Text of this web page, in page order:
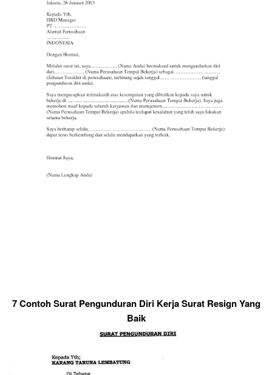
7 Contoh Surat Pengunduran Diri Kerja Surat Resign Yang
Baik